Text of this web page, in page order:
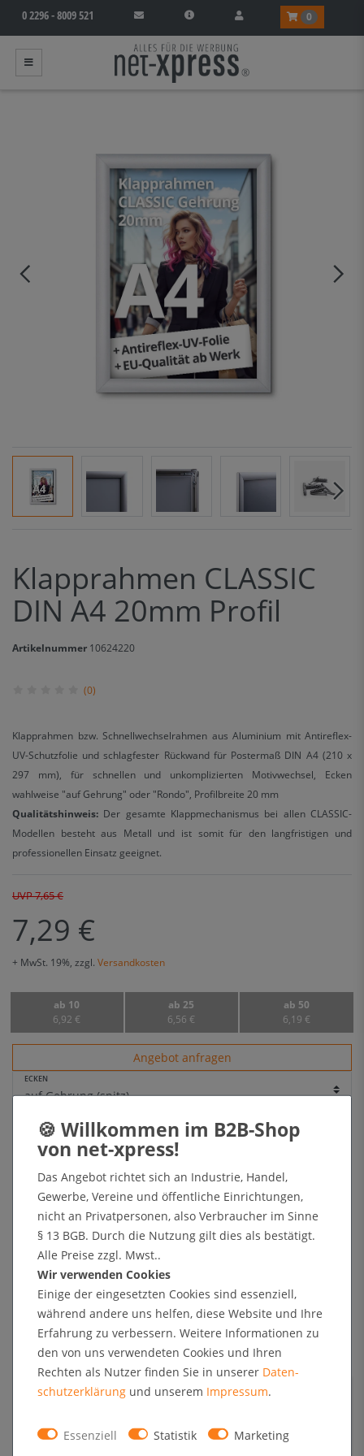
0 2296 - 8009 521 0
Klapprahmen CLASSIC
DIN A4 20mm Profil
Artikelnummer 10624220
(0)
Klapprahmen bzw. Schnellwechselrahmen aus Aluminium mit Antireflex-
UV-Schutzfolie und schlagfester Rückwand für Postermaß DIN A4 (210 x
297 mm), für schnellen und unkomplizierten Motivwechsel, Ecken
wahlweise "auf Gehrung" oder "Rondo", Profilbreite 20 mm
Qualitätshinweis: Der gesamte Klappmechanismus bei allen CLASSIC-
Modellen besteht aus Metall und ist somit für den langfristigen und
professionellen Einsatz geeignet.
UVP 7,65 €
7,29 €
+ MwSt. 19%, zzgl. Versandkosten
ab 10
6,92 €
ab 25
6,56 €
ab 50
6,19 €
Angebot anfragen
ECKEN
Artikel lagernd und direkt versandbereit
Lieferung kostenfrei ab 49,90 € netto (DE)
Fügen Sie Artikel im Wert von 49.90 € für die kostenfreie Lieferung
hinzu.
+ Sichere Zahlungsarten mit Käuferschutz oder Zahlung nach Erhalt der Ware auf Rechnung
Technische Daten
Kundenrezensionen
Das Angebot richtet sich an Industrie, Handel,
Gewerbe, Vereine und öffentliche Einrichtungen,
nicht an Privatpersonen, also Verbraucher im Sinne
§ 13 BGB. Durch die Nutzung gilt dies als bestätigt.
Alle Preise zzgl. Mwst..
Wir verwenden Cookies
Einige der eingesetzten Cookies sind essenziell,
während andere uns helfen, diese Website und Ihre
Erfahrung zu verbessern. Weitere Informationen zu
den von uns verwendeten Cookies und Ihren
Rechten als Nutzer finden Sie in unserer Daten­
schutz­erklärung und unserem Impressum.
Essenziell Statistik Marketing